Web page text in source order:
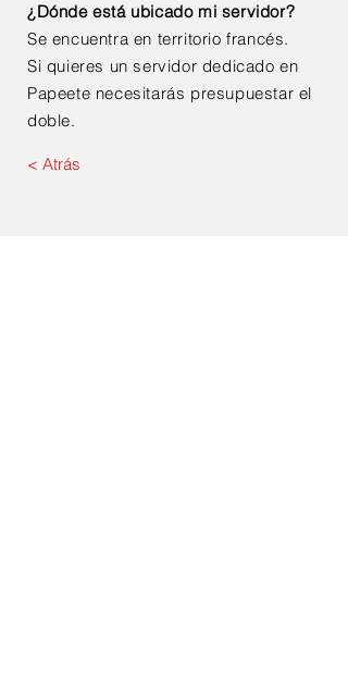
¿Dónde está ubicado mi servidor?
Se encuentra en territorio francés.
Si quieres un servidor dedicado en
Papeete necesitarás presupuestar el
doble.
< Atrás